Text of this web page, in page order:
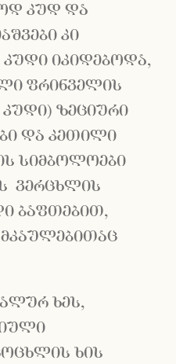
კუდ და
კი
იკიდებოდა,
ფრინველის
კუდი) ზეციური
და კეთილი
სიმბოლოები
ვერცხლის
ბაფთებით,
ხეს,
ხის